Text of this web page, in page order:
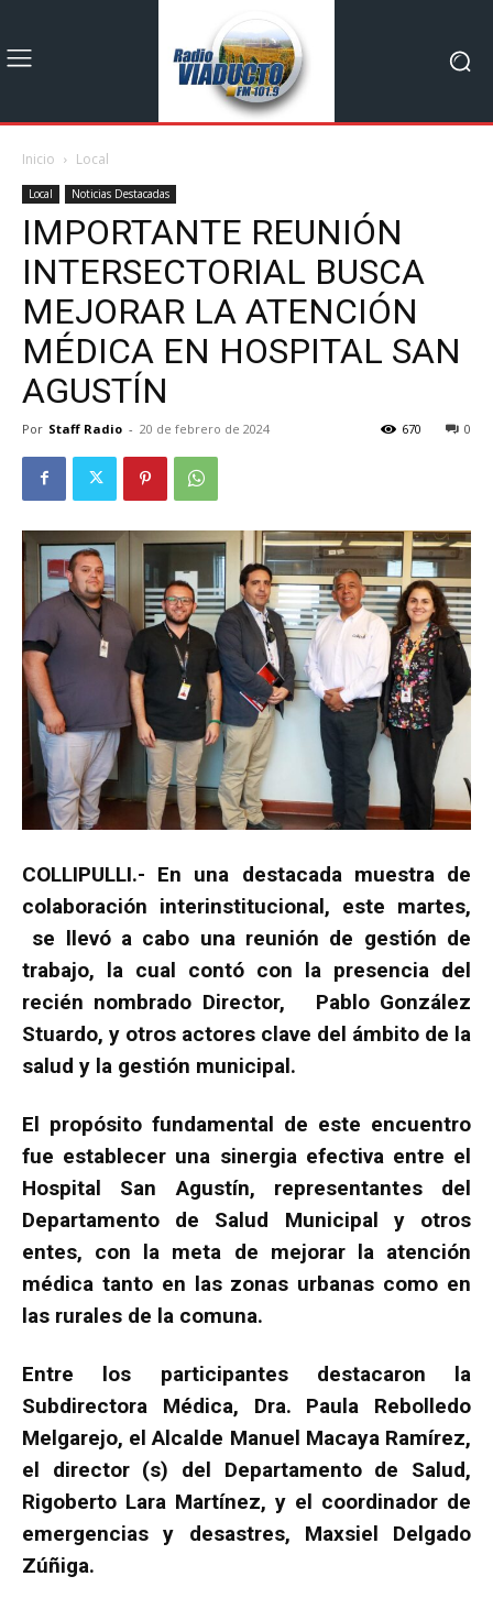
Inicio Local
Local Noticias Destacadas
IMPORTANTE REUNIÓN
INTERSECTORIAL BUSCA
MEJORAR LA ATENCIÓN
MÉDICA EN HOSPITAL SAN
AGUSTÍN
Por Staff Radio - 20 de febrero de 2024 0
670
COLLIPULLI.- En una destacada muestra de
colaboración interinstitucional, este martes,
se llevó a cabo una reunión de gestión de
trabajo, la cual contó con la presencia del
recién nombrado Director, Pablo González
Stuardo, y otros actores clave del ámbito de la
salud y la gestión municipal.
El propósito fundamental de este encuentro
fue establecer una sinergia efectiva entre el
Hospital San Agustín, representantes del
Departamento de Salud Municipal y otros
entes, con la meta de mejorar la atención
médica tanto en las zonas urbanas como en
las rurales de la comuna.
Entre los participantes destacaron la
Subdirectora Médica, Dra. Paula Rebolledo
Melgarejo, el Alcalde Manuel Macaya Ramírez,
el director (s) del Departamento de Salud,
Rigoberto Lara Martínez, y el coordinador de
emergencias y desastres, Maxsiel Delgado
Zúñiga.